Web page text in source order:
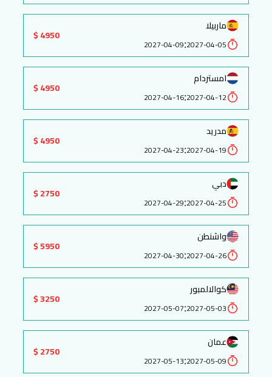
ماربيلا
2027-04-05
:
2027-04-09
4950 $
امستردام
2027-04-12
:
2027-04-16
4950 $
مدريد
2027-04-19
:
2027-04-23
4950 $
دبي
2027-04-25
:
2027-04-29
2750 $
واشنطن
2027-04-26
:
2027-04-30
5950 $
كوالالمبور
2027-05-03
:
2027-05-07
3250 $
عمان
2027-05-09
:
2027-05-13
2750 $